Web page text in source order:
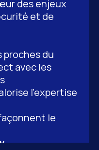
des enjeux
et de
proches du
avec les
l’expertise
le